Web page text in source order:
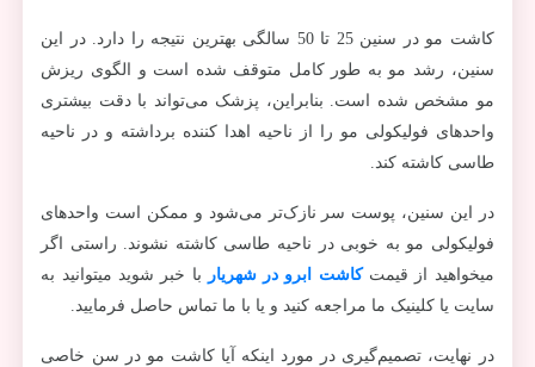
کاشت مو در سنین 25 تا 50 سالگی بهترین نتیجه را دارد. در این
سنین، رشد مو به طور کامل متوقف شده است و الگوی ریزش
مو مشخص شده است. بنابراین، پزشک می‌تواند با دقت بیشتری
واحدهای فولیکولی مو را از ناحیه اهدا کننده برداشته و در ناحیه
طاسی کاشته کند.
در این سنین، پوست سر نازک‌تر می‌شود و ممکن است واحدهای
فولیکولی مو به خوبی در ناحیه طاسی کاشته نشوند. راستی اگر
میخواهید از قیمتکاشت ابرو در شهریار
با خبر شوید میتوانید به
سایت یا کلینیک ما مراجعه کنید و یا با ما تماس حاصل فرمایید.
در نهایت، تصمیم‌گیری در مورد اینکه آیا کاشت مو در سن خاصی